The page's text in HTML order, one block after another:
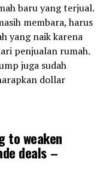
baru yang terjual.
membara, harus
yang naik karena
penjualan rumah.
juga sudah
dollar
to weaken
deals –